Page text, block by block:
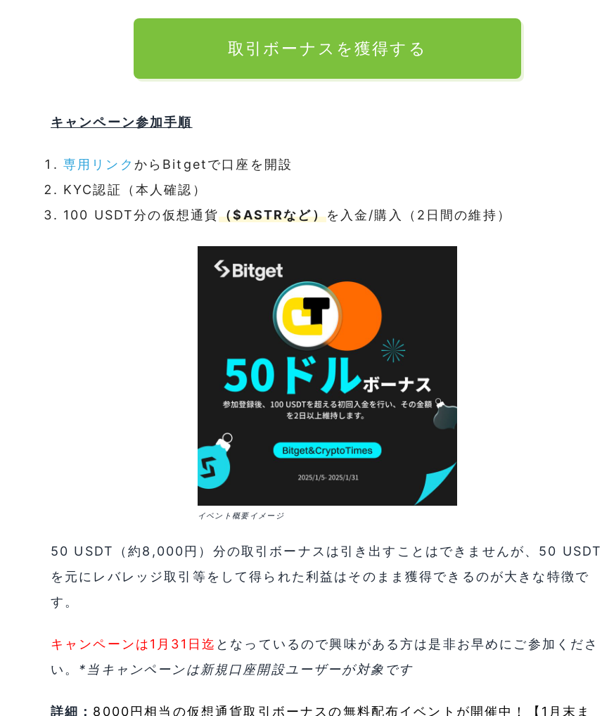
取引ボーナスを獲得する
キャンペーン参加手順
専用リンク からBitgetで口座を開設
KYC認証（本人確認）
100 USDT分の仮想通貨（$ASTRなど）を入金/購入（2日間の維持）
イベント概要イメージ
50 USDT（約8,000円）分の取引ボーナスは引き出すことはできませんが、50 USDT
を元にレバレッジ取引等をして得られた利益はそのまま獲得できるのが大きな特徴で
す。
キャンペーンは1月31日迄 となっているので興味がある方は是非お早めにご参加くださ
い。 *当キャンペーンは新規口座開設ユーザーが対象です
詳細： 8000円相当の仮想通貨取引ボーナスの無料配布イベントが開催中！【1月末ま